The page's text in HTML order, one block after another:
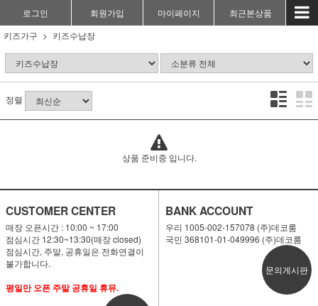
로그인 회원가입 마이페이지
최근본상품
키즈가구
키즈수납장
정렬
상품 준비중 입니다.
CUSTOMER CENTER
매장 오픈시간 : 10:00 ~ 17:00
점심시간 12:30~13:30(매장 closed)
점심시간, 주말, 공휴일은 전화연결이
불가합니다.
평일만 오픈 주말 공휴일 휴뮤.
BANK ACCOUNT
우리 1005-002-157078 (주)데코룸
국민 368101-01-049996 (주)데코룸
문의게시판